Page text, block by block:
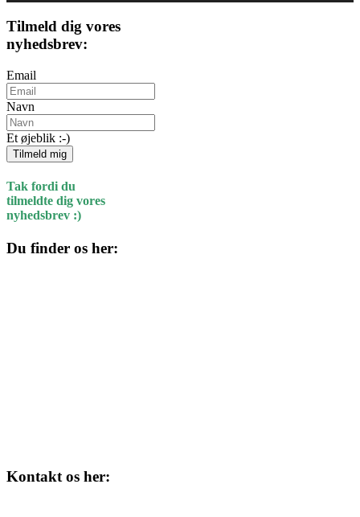
Tilmeld dig vores
nyhedsbrev:
Email
Navn
Et øjeblik :-)
Tilmeld mig
Tak fordi du
tilmeldte dig vores
nyhedsbrev :)
Du finder os her:
Kontakt os her: